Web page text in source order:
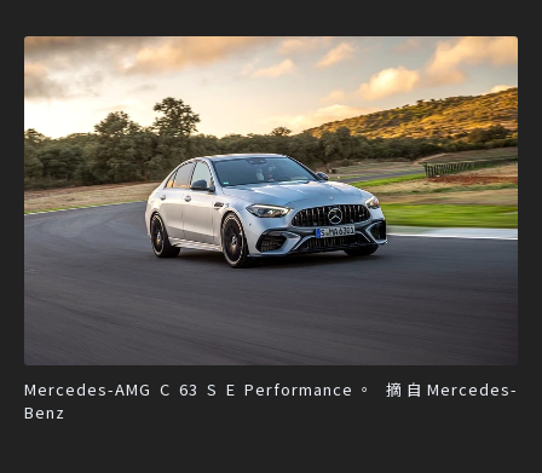
Mercedes-AMG C 63 S E Performance。 摘自Mercedes-
Benz